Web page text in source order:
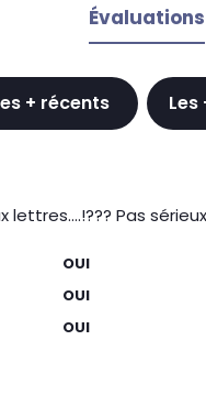
Évaluations
+ récents
Pas
OUI
OUI
OUI